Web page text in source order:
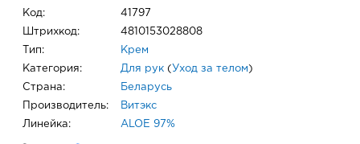
Код: 41797
Штрихкод: 4810153028808
Тип: Крем
Категория: Для рук ( Уход за телом )
Страна: Беларусь
Производитель: Витэкс
Линейка: ALOE 97%